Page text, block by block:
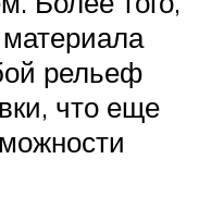
материала
рельеф
что еще